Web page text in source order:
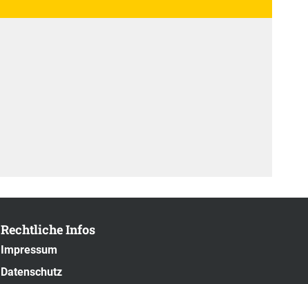
Rechtliche Infos
Impressum
Datenschutz